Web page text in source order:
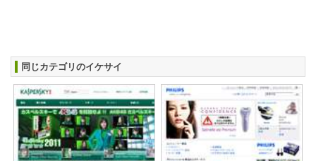
同じカテゴリのイケサイ